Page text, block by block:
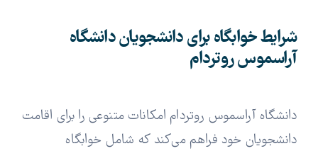
شرایط خوابگاه برای دانشجویان دانشگاه
آراسموس روتردام
دانشگاه آراسموس روتردام امکانات متنوعی را برای اقامت
دانشجویان خود فراهم می‌کند که شامل خوابگاه‌